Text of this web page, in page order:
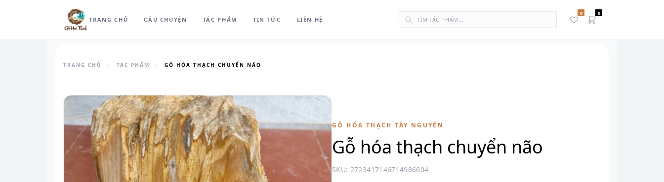
TRANG CHỦ CÂU CHUYỆN TÁC PHẨM TIN TỨC LIÊN HỆ
0 0
TRANG CHỦ / TÁC PHẨM / GỖ HÓA THẠCH CHUYỂN NÃO
GỖ HÓA THẠCH TÂY NGUYÊN
Gỗ hóa thạch chuyển não
SKU: 2723417146714986604